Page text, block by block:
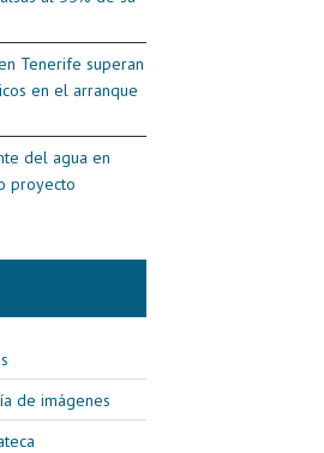
Tenerife superan
en el arranque
del agua en
proyecto
de imágenes